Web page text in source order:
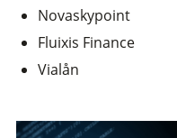
Novaskypoint
Fluixis Finance
Vialån